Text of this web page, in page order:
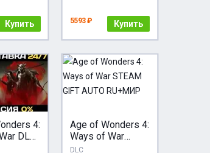
Купить 5593 ₽ Купить
4:
DLC
Age of Wonders 4:
Ways of War
STEAM GIFT
DLC